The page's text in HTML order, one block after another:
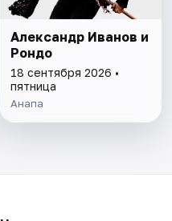
Александр Иванов и
Рондо
18 сентября 2026 •
пятница
Анапа